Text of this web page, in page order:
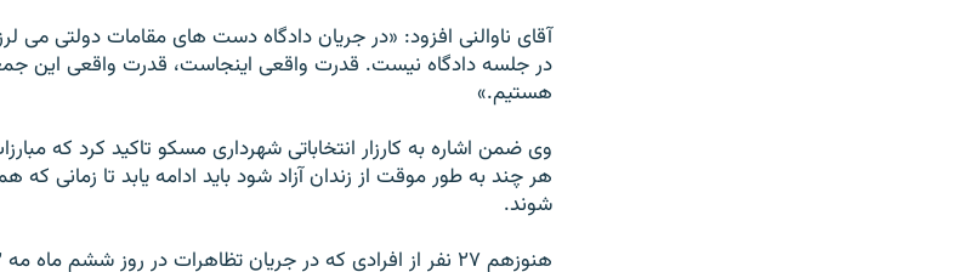
آقای ناوالنی افزود: «در جريان دادگاه دست های مقامات دولتی می
در جلسه دادگاه نيست. قدرت واقعی اينجاست، قدرت واقعی اين
هستيم.»
وی ضمن اشاره به کارزار انتخاباتی شهرداری مسکو تاکيد کرد که
هر چند به طور موقت از زندان آزاد شود بايد ادامه يابد تا زمانی که
شوند.